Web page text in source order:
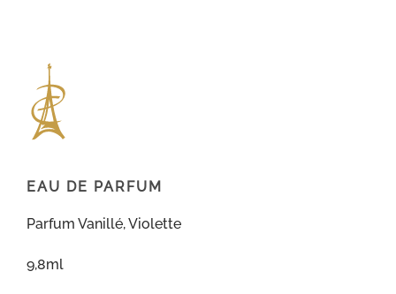
EAU DE PARFUM
Parfum Vanillé, Violette
9,8ml